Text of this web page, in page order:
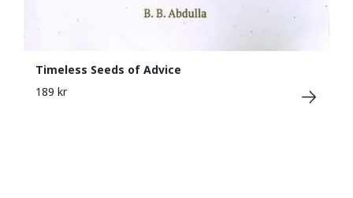
Timeless Seeds of Advice
189 kr